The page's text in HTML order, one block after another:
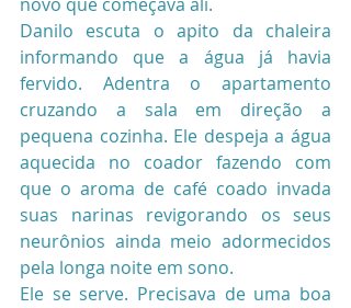
Danilo escuta o apito da chaleira
informando que a água já havia
fervido. Adentra o apartamento
cruzando a sala em direção a
pequena cozinha. Ele despeja a água
aquecida no coador fazendo com
que o aroma de café coado invada
suas narinas revigorando os seus
neurônios ainda meio adormecidos
pela longa noite em sono.
Ele se serve. Precisava de uma boa